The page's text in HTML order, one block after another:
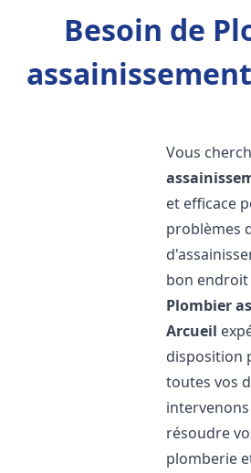
Besoin de
Vous
et efficace
problèmes
bon
Plombier
Arcueil
disposition
toutes vos
résoudre
plomberie